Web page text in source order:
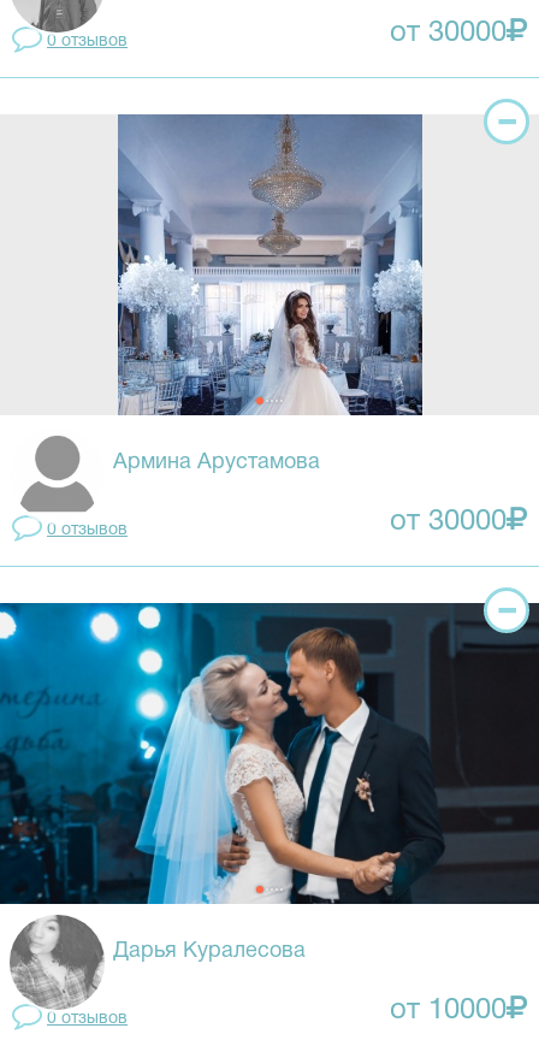
0 отзывов от 30000
Армина Арустамова
0 отзывов от 30000
Дарья Куралесова
0 отзывов от 10000